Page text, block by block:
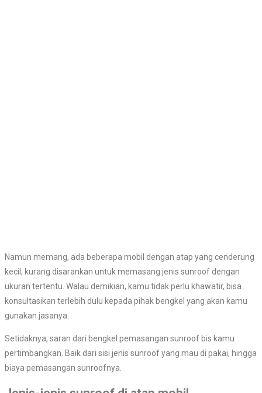
Namun memang, ada beberapa mobil dengan atap yang cenderung
kecil, kurang disarankan untuk memasang jenis sunroof dengan
ukuran tertentu. Walau demikian, kamu tidak perlu khawatir, bisa
konsultasikan terlebih dulu kepada pihak bengkel yang akan kamu
gunakan jasanya.
Setidaknya, saran dari bengkel pemasangan sunroof bis kamu
pertimbangkan. Baik dari sisi jenis sunroof yang mau di pakai, hingga
biaya pemasangan sunroofnya.